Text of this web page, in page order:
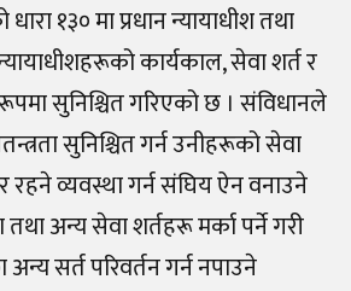
१३० मा प्रधान न्यायाधीश तथा
कार्यकाल, सेवा शर्त र
सुनिश्चित गरिएको छ । संविधानले
सुनिश्चित गर्न उनीहरूको सेवा
रहने व्यवस्था गर्न संघिय ऐन वनाउने
तथा अन्य सेवा शर्तहरू मर्का पर्ने गरी
सर्त परिवर्तन गर्न नपाउने